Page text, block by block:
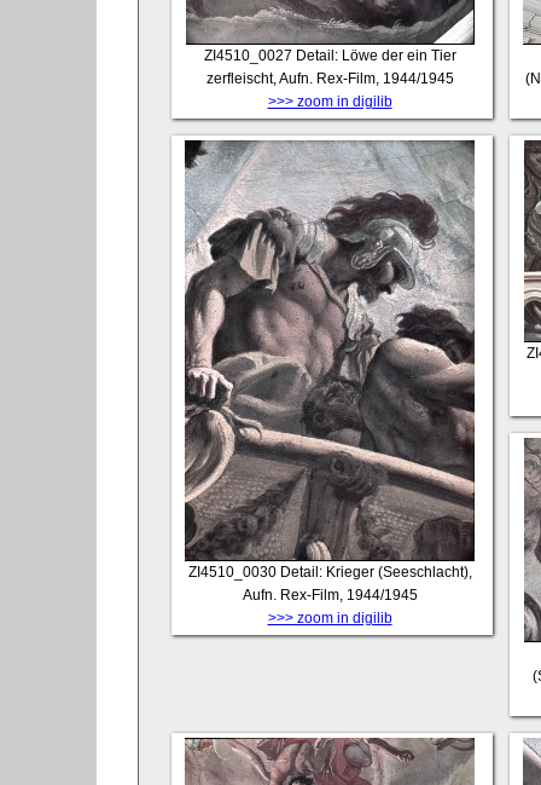
ZI4510_0027 Detail: Löwe der ein Tier
zerfleischt, Aufn. Rex-Film, 1944/1945
>>> zoom in digilib
ZI4510_0030 Detail: Krieger (Seeschlacht),
Aufn. Rex-Film, 1944/1945
>>> zoom in digilib